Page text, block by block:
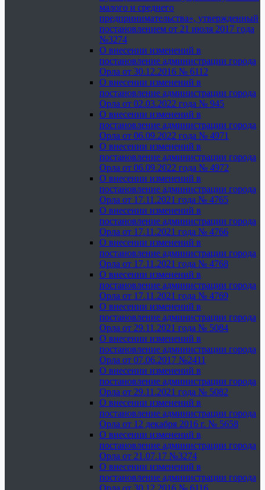
малого и среднего
предпринимательства», утвержденный
постановлением от 21 июля 2017 года
№3274
О внесении изменений в
постановление администрации города
Орла от 30.12.2016 № 6112
О внесении изменений в
постановление администрации города
Орла от 02.03.2022 года № 945
О внесении изменений в
постановление администрации города
Орла от 06.09.2022 года № 4971
О внесении изменений в
постановление администрации города
Орла от 06.09.2022 года № 4972
О внесении изменений в
постановление администрации города
Орла от 17.11.2021 года № 4765
О внесении изменений в
постановление администрации города
Орла от 17.11.2021 года № 4766
О внесении изменений в
постановление администрации города
Орла от 17.11.2021 года № 4768
О внесении изменений в
постановление администрации города
Орла от 17.11.2021 года № 4769
О внесении изменений в
постановление администрации города
Орла от 29.11.2021 года № 5084
О внесении изменений в
постановление администрации города
Орла от 07.06.2017 №2411
О внесении изменений в
постановление администрации города
Орла от 29.11.2021 года № 5082
О внесении изменений в
постановление администрации города
Орла от 12 декабря 2016 г. № 5658
О внесении изменений в
постановление администрации города
Орла от 21.07.17 №3274
О внесении изменений в
постановление администрации города
Орла от 30.12.2016 № 6116